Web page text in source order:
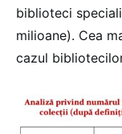
biblioteci
milioane). Cea
cazul